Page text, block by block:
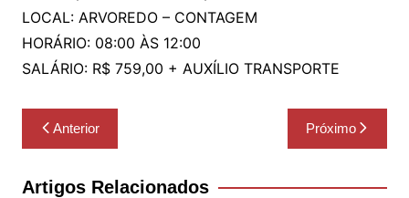
LOCAL: ARVOREDO – CONTAGEM
HORÁRIO: 08:00 ÀS 12:00
SALÁRIO: R$ 759,00 + AUXÍLIO TRANSPORTE
Navegação
de
Post
Anterior Próximo
Artigos Relacionados